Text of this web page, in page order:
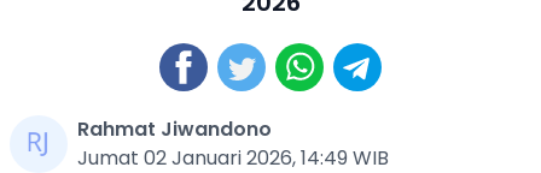
Rahmat Jiwandono
Jumat 02 Januari 2026, 14:49 WIB